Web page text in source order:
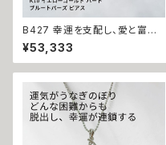
B427 幸運を支配し、愛と富を
引き寄せる 悪魔の馬蹄 K10 イ
エローゴールド ハート ブルート
パーズ ピアス 悪魔術師ベリアル
トーン10金 さくら チェリー 魔術
強力 悪魔術 黒魔術 おまじない
呪 本物 魔術師 金運 財運 収入
アップ 臨時収入 略奪 ライバル
縁結び お守り 開運
¥53,333